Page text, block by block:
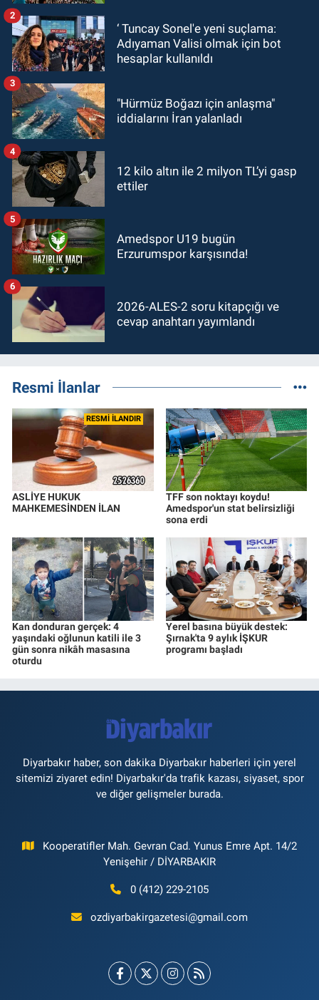
‘ Tuncay Sonel'e yeni suçlama:
Adıyaman Valisi olmak için bot
hesaplar kullanıldı
2
"Hürmüz Boğazı için anlaşma"
iddialarını İran yalanladı
3
12 kilo altın ile 2 milyon TL’yi gasp
ettiler
4
Amedspor U19 bugün
Erzurumspor karşısında!
5
2026-ALES-2 soru kitapçığı ve
cevap anahtarı yayımlandı
6
Resmi İlanlar
RESMİ İLANDIR
ASLİYE HUKUK
MAHKEMESİNDEN İLAN
TFF son noktayı koydu!
Amedspor'un stat belirsizliği
sona erdi
Kan donduran gerçek: 4
yaşındaki oğlunun katili ile 3
gün sonra nikâh masasına
oturdu
Yerel basına büyük destek:
Şırnak'ta 9 aylık İŞKUR
programı başladı
Diyarbakır haber, son dakika Diyarbakır haberleri için yerel
sitemizi ziyaret edin! Diyarbakır'da trafik kazası, siyaset, spor
ve diğer gelişmeler burada.
Kooperatifler Mah. Gevran Cad. Yunus Emre Apt. 14/2
Yenişehir / DİYARBAKIR
0 (412) 229-2105
ozdiyarbakirgazetesi@gmail.com